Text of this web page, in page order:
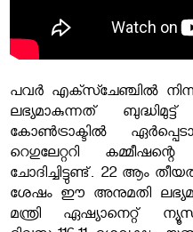
പവർ എക്സ്ചേഞ്ചിൽ
ലഭ്യമാകുന്നത്
കോൺട്രാക്ടിൽ
റെഗുലേറ്ററി
ചോദിച്ചിട്ടുണ്ട്. 22 ആം
ശേഷം ഈ അനുമതി
മന്ത്രി ഏഷ്യാനെറ്റ്